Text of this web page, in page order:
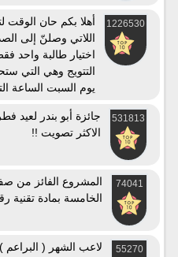
1226530
أهلا بكم حان
اللاتي وصلنّ إلى
اختيار طالبة
التتويج وهي التي
يوم السبت الساعة
531813
الاكثر تصويت !!
74041
المشروع الفائز من
الخامسة بمادة تقنية
55270 لاعب الشهر ( البراعم )